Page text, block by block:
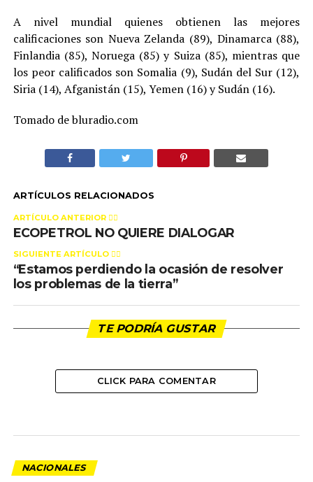
A nivel mundial quienes obtienen las mejores
calificaciones son Nueva Zelanda (89), Dinamarca (88),
Finlandia (85), Noruega (85) y Suiza (85), mientras que
los peor calificados son Somalia (9), Sudán del Sur (12),
Siria (14), Afganistán (15), Yemen (16) y Sudán (16).
Tomado de bluradio.com
ARTÍCULOS RELACIONADOS
ARTÍCULO ANTERIOR 👉🏻
ECOPETROL NO QUIERE DIALOGAR
SIGUIENTE ARTÍCULO 👈🏻
“Estamos perdiendo la ocasión de resolver
los problemas de la tierra”
TE PODRÍA GUSTAR
CLICK PARA COMENTAR
NACIONALES